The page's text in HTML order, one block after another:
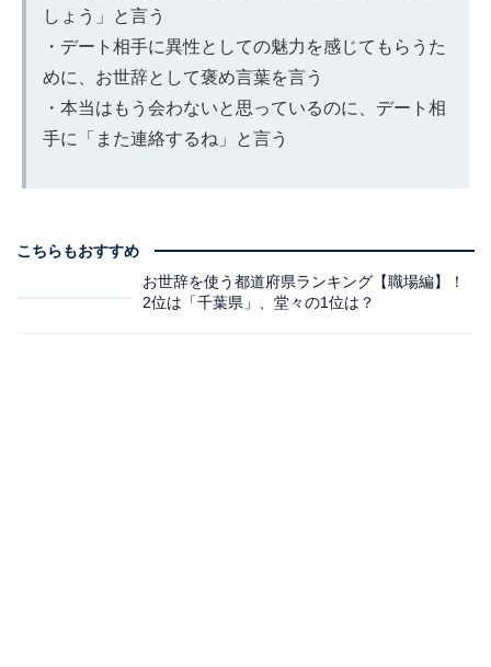
しょう」と言う
・デート相手に異性としての魅力を感じてもらうた
めに、お世辞として褒め言葉を言う
・本当はもう会わないと思っているのに、デート相
手に「また連絡するね」と言う
こちらもおすすめ
お世辞を使う都道府県ランキング【職場編】！
2位は「千葉県」、堂々の1位は？